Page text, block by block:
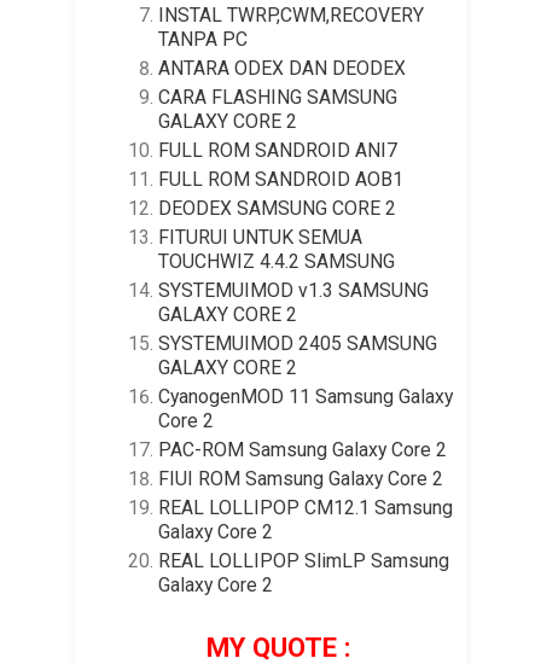
INSTAL TWRP,CWM,RECOVERY
TANPA PC
ANTARA ODEX DAN DEODEX
CARA FLASHING SAMSUNG
GALAXY CORE 2
FULL ROM SANDROID ANI7
FULL ROM SANDROID AOB1
DEODEX SAMSUNG CORE 2
FITURUI UNTUK SEMUA
TOUCHWIZ 4.4.2 SAMSUNG
SYSTEMUIMOD v1.3 SAMSUNG
GALAXY CORE 2
SYSTEMUIMOD 2405 SAMSUNG
GALAXY CORE 2
CyanogenMOD 11 Samsung Galaxy
Core 2
PAC-ROM Samsung Galaxy Core 2
FIUI ROM Samsung Galaxy Core 2
REAL LOLLIPOP CM12.1 Samsung
Galaxy Core 2
REAL LOLLIPOP SlimLP Samsung
Galaxy Core 2
MY QUOTE :